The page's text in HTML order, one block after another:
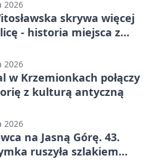
2026
skrywa więcej
- historia miejsca z
2026
w Krzemionkach połączy
z kulturą antyczną
2026
na Jasną Górę. 43.
ruszyła szlakiem